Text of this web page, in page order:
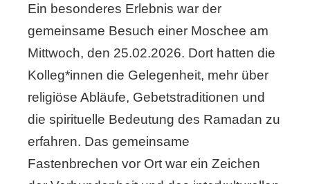
Ein besonderes Erlebnis war der
gemeinsame Besuch einer Moschee am
Mittwoch, den 25.02.2026. Dort hatten die
Kolleg*innen die Gelegenheit, mehr über
religiöse Abläufe, Gebetstraditionen und
die spirituelle Bedeutung des Ramadan zu
erfahren. Das gemeinsame
Fastenbrechen vor Ort war ein Zeichen